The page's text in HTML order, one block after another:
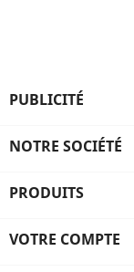
PUBLICITÉ
NOTRE SOCIÉTÉ
PRODUITS
VOTRE COMPTE